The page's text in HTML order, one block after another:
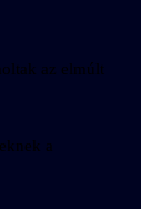
az elmúlt
a